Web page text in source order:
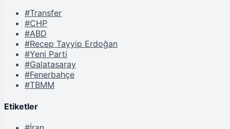
#Transfer
#CHP
#ABD
#Recep Tayyip Erdoğan
#Yeni Parti
#Galatasaray
#Fenerbahçe
#TBMM
Etiketler